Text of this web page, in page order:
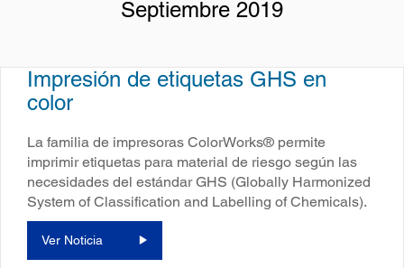
Septiembre 2019
Impresión de etiquetas GHS en
color
La familia de impresoras ColorWorks® permite
imprimir etiquetas para material de riesgo según las
necesidades del estándar GHS (Globally Harmonized
System of Classification and Labelling of Chemicals).
Ver Noticia